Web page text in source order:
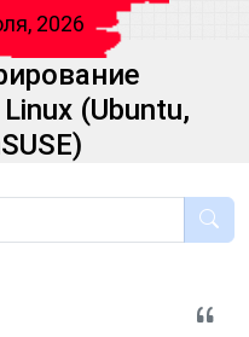
2026
(Ubuntu,